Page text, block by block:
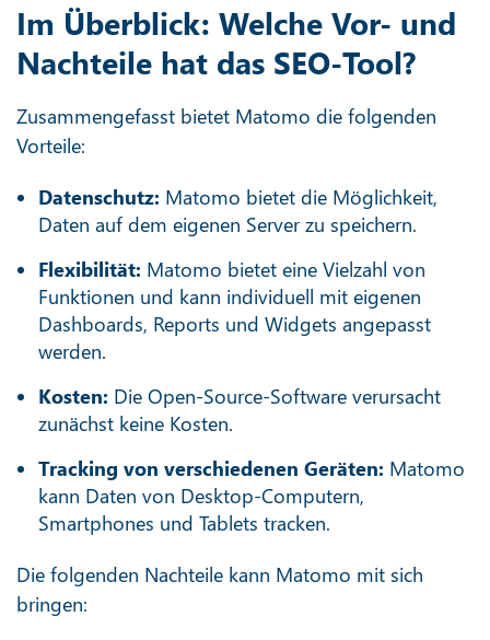
Im Überblick: Welche Vor- und
Nachteile hat das SEO-Tool?
Zusammengefasst bietet Matomo die folgenden
Vorteile:
Datenschutz: Matomo bietet die Möglichkeit,
Daten auf dem eigenen Server zu speichern.
Flexibilität: Matomo bietet eine Vielzahl von
Funktionen und kann individuell mit eigenen
Dashboards, Reports und Widgets angepasst
werden.
Kosten: Die Open-Source-Software verursacht
zunächst keine Kosten.
Tracking von verschiedenen Geräten: Matomo
kann Daten von Desktop-Computern,
Smartphones und Tablets tracken.
Die folgenden Nachteile kann Matomo mit sich
bringen: